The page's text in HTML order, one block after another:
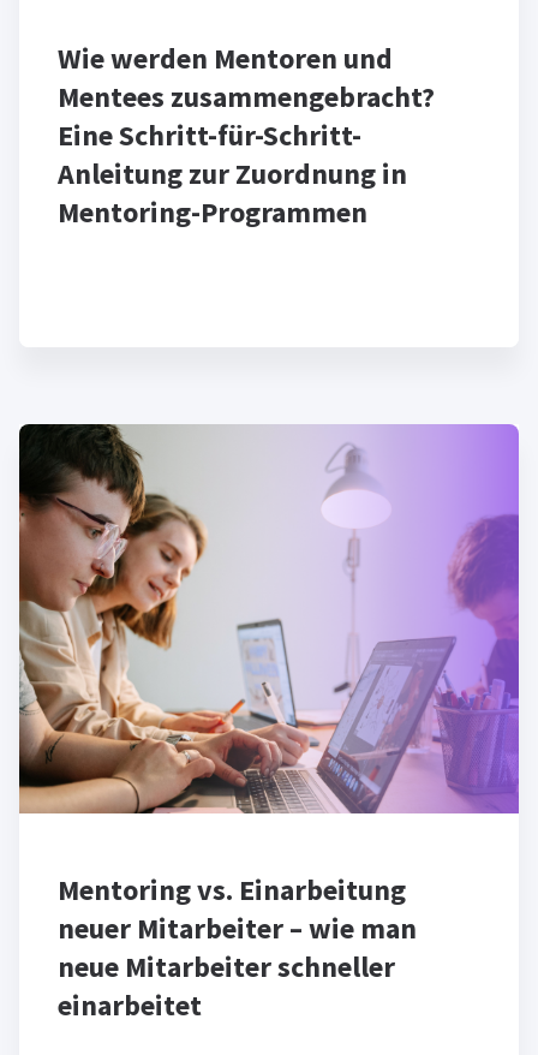
Wie werden Mentoren und
Mentees zusammengebracht?
Eine Schritt-für-Schritt-
Anleitung zur Zuordnung in
Mentoring-Programmen
Mentoring vs. Einarbeitung
neuer Mitarbeiter – wie man
neue Mitarbeiter schneller
einarbeitet